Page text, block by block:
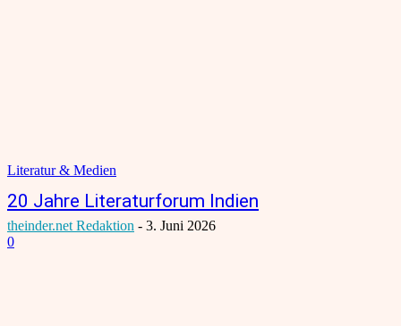
Literatur & Medien
20 Jahre Literaturforum Indien
theinder.net Redaktion - 3. Juni 2026
0